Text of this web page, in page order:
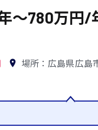
〜780万円/
場所：広島県広島